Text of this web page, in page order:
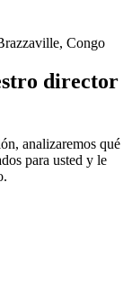
Congo
director
analizaremos qué
para usted y le